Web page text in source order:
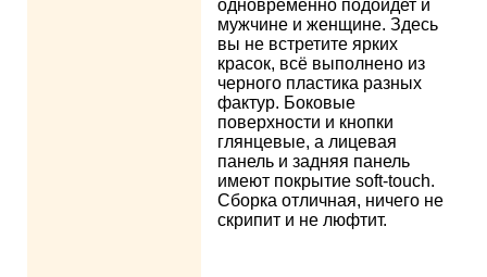
одновременно подойдет и
мужчине и женщине. Здесь
вы не встретите ярких
красок, всё выполнено из
черного пластика разных
фактур. Боковые
поверхности и кнопки
глянцевые, а лицевая
панель и задняя панель
имеют покрытие soft-touch.
Сборка отличная, ничего не
скрипит и не люфтит.